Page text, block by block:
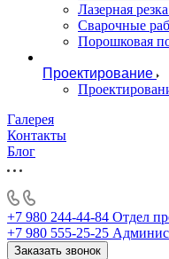
Лазерная
Сварочные
Порошковая
Проектирование
Галерея
Контакты
Блог
+7 980 244-44-84 Отдел
+7 980 555-25-25
Заказать звонок